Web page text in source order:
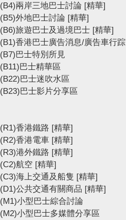
(B4)兩岸三地巴士討論 [精華]
(B5)外地巴士討論 [精華]
(B6)旅遊巴士及過境巴士 [精華]
(B1)香港巴士廣告消息/廣告車行踪
(B7)巴士特別所見
(B11)巴士精華區
(B22)巴士迷吹水區
(B23)巴士影片分享區
(R1)香港鐵路 [精華]
(R2)香港電車 [精華]
(R3)港外鐵路 [精華]
(C2)航空 [精華]
(C3)海上交通及船隻 [精華]
(D1)公共交通有關商品 [精華]
(M1)小型巴士綜合討論
(M2)小型巴士多媒體分享區